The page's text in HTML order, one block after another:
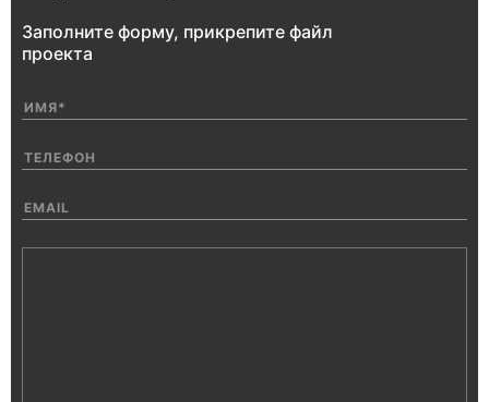
Заполните форму, прикрепите файл
проекта